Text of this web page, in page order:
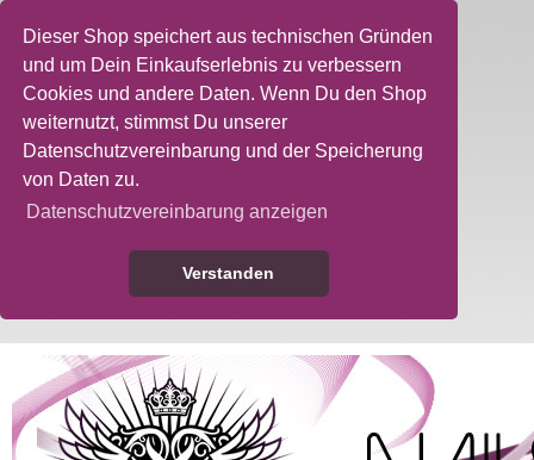
Dieser Shop speichert aus technischen Gründen
und um Dein Einkaufserlebnis zu verbessern
Cookies und andere Daten. Wenn Du den Shop
weiternutzt, stimmst Du unserer
Datenschutzvereinbarung und der Speicherung
von Daten zu.
Datenschutzvereinbarung anzeigen
Verstanden